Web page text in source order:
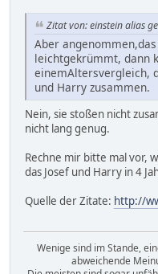
Zitat von: einstein alias
Aber
leichtgekrümmt, dann
einemAltersvergleich,
und Harry zusammen.
Nein, sie stoßen nicht
nicht lang genug.
Rechne mir bitte mal vor,
das Josef und Harry in 4
Quelle der Zitate: http://
Wenige sind im Stande,
abweichende